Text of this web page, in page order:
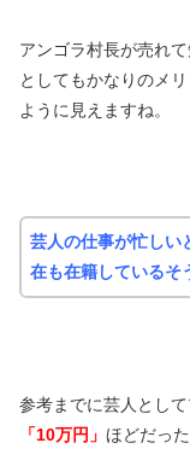
アンゴラ村長が売れ
としてもかなりのメ
ように見えますね。
芸人の仕事が忙しい
在も在籍しているそ
参考までに芸人として
「10万円」 ほどだっ